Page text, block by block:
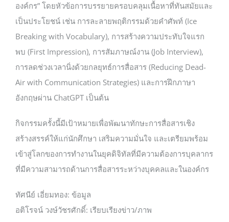
องค์กร” โดยหัวข้อการบรรยายครอบคลุมเนื้อหาที่ทันสมัยและ
เป็นประโยชน์ เช่น การละลายพฤติกรรมด้วยคำศัพท์ (Ice
Breaking with Vocabulary), การสร้างความประทับใจแรก
พบ (First Impression), การสัมภาษณ์งาน (Job Interview),
การลดช่วงเวลานิ่งด้วยกลยุทธ์การสื่อสาร (Reducing Dead-
Air with Communication Strategies) และการฝึกภาษา
อังกฤษผ่าน ChatGPT เป็นต้น
กิจกรรมครั้งนี้มีเป้าหมายเพื่อพัฒนาทักษะการสื่อสารเชิง
สร้างสรรค์ให้แก่นักศึกษา เสริมความมั่นใจ และเตรียมพร้อม
เข้าสู่โลกของการทำงานในยุคดิจิทัลที่มีความต้องการบุคลากร
ที่มีความสามารถด้านการสื่อสารระหว่างบุคคลและในองค์กร
ทัศนีย์ เอี่ยมทอง: ข้อมูล
อติโรจน์ วงษ์วัชรศักดิ์: เรียบเรียงข่าว/ภาพ